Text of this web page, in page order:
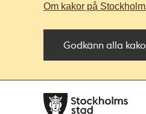
Om kakor på
Godkänn alla
navigationen
huvudinnehållet